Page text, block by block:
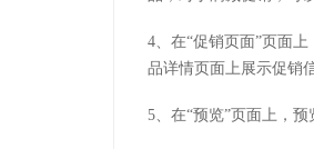
4、在“促销页面”页面
品详情页面上展示促销
5、在“预览”页面上，